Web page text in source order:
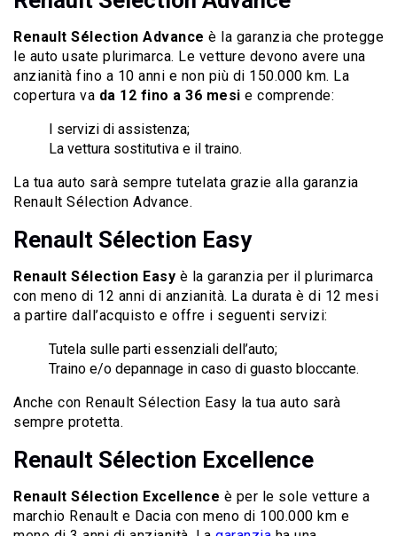
Renault Sélection Advance è la garanzia che protegge
le auto usate plurimarca. Le vetture devono avere una
anzianità fino a 10 anni e non più di 150.000 km. La
copertura va da 12 fino a 36 mesi e comprende:
I servizi di assistenza;
La vettura sostitutiva e il traino.
La tua auto sarà sempre tutelata grazie alla garanzia
Renault Sélection Advance.
Renault Sélection Easy
Renault Sélection Easy è la garanzia per il plurimarca
con meno di 12 anni di anzianità. La durata è di 12 mesi
a partire dall’acquisto e offre i seguenti servizi:
Tutela sulle parti essenziali dell’auto;
Traino e/o depannage in caso di guasto bloccante.
Anche con Renault Sélection Easy la tua auto sarà
sempre protetta.
Renault Sélection Excellence
Renault Sélection Excellence è per le sole vetture a
marchio Renault e Dacia con meno di 100.000 km e